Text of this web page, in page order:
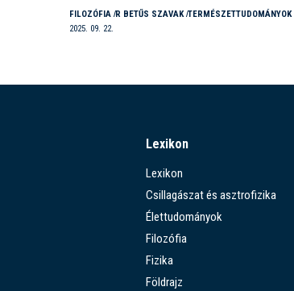
FILOZÓFIA R BETŰS SZAVAK
2025. 09. 22.
Lexikon
Lexikon
Csillagászat és asztrofizika
Élettudományok
Filozófia
Fizika
Földrajz